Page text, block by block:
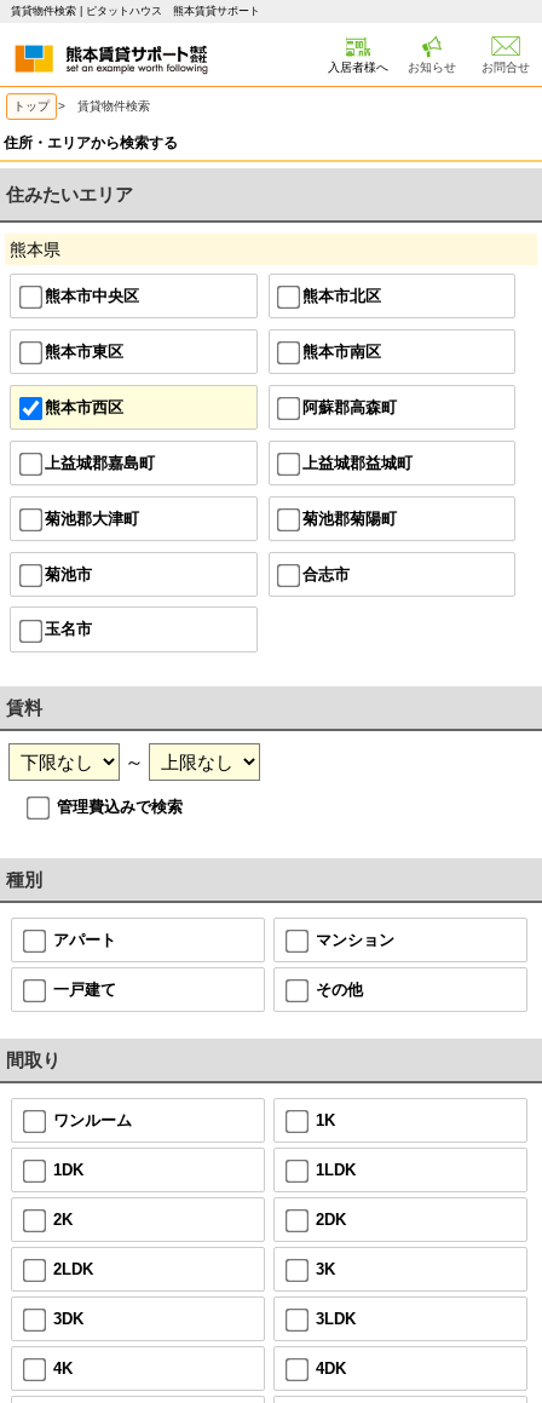
賃貸物件検索 | ピタットハウス 熊本賃貸サポート
入居者様へ お知らせ お問合せ
トップ > 賃貸物件検索
住所・エリアから検索する
住みたいエリア
熊本県
熊本市中央区 熊本市北区
熊本市東区 熊本市南区
熊本市西区 阿蘇郡高森町
上益城郡嘉島町 上益城郡益城町
菊池郡大津町 菊池郡菊陽町
菊池市 合志市
玉名市
賃料
～
管理費込みで検索
種別
アパート マンション
一戸建て その他
間取り
ワンルーム 1K
1DK 1LDK
2K 2DK
2LDK 3K
3DK 3LDK
4K 4DK